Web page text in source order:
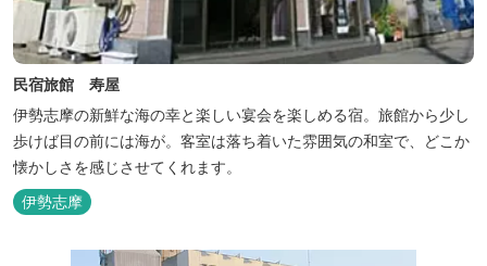
民宿旅館 寿屋
伊勢志摩の新鮮な海の幸と楽しい宴会を楽しめる宿。旅館から少し
歩けば目の前には海が。客室は落ち着いた雰囲気の和室で、どこか
懐かしさを感じさせてくれます。
伊勢志摩